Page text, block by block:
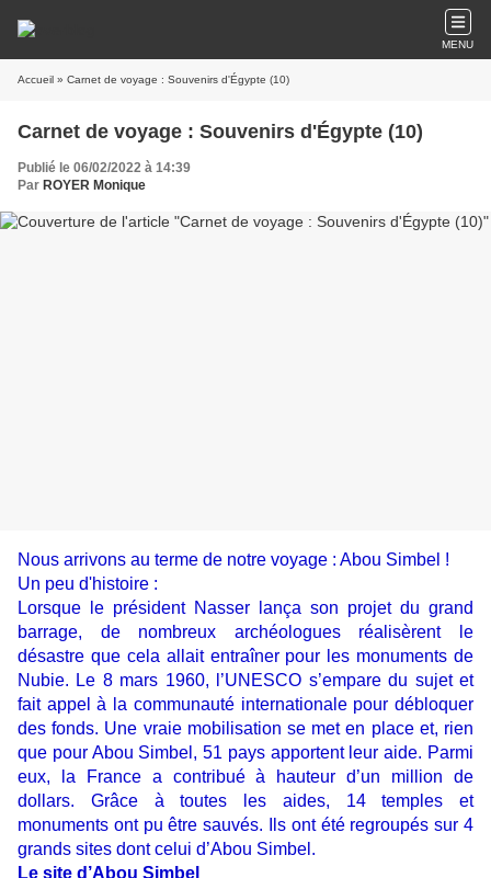
MENU
Accueil » Carnet de voyage : Souvenirs d'Égypte (10)
Carnet de voyage : Souvenirs d'Égypte (10)
Publié le 06/02/2022 à 14:39
Par ROYER Monique
Nous arrivons au terme de notre voyage : Abou Simbel !
Un peu d'histoire :
Lorsque le président Nasser lança son projet du grand
barrage, de nombreux archéologues réalisèrent le
désastre que cela allait entraîner pour les monuments de
Nubie. Le 8 mars 1960, l’UNESCO s’empare du sujet et
fait appel à la communauté internationale pour débloquer
des fonds. Une vraie mobilisation se met en place et, rien
que pour Abou Simbel, 51 pays apportent leur aide. Parmi
eux, la France a contribué à hauteur d’un million de
dollars. Grâce à toutes les aides, 14 temples et
monuments ont pu être sauvés. Ils ont été regroupés sur 4
grands sites dont celui d’Abou Simbel.
Le site d’Abou Simbel